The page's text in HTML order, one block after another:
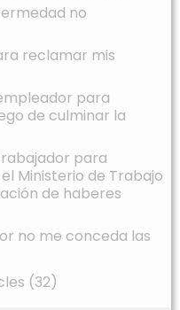
no
reclamar mis
para
de culminar la
para
Ministerio de Trabajo
de haberes
no me conceda las
(32)